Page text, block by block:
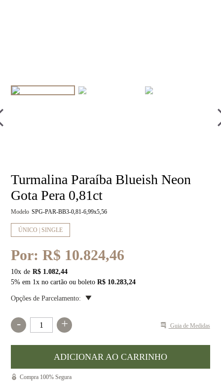
Turmalina Paraíba Blueish Neon
Gota Pera 0,81ct
Modelo SPG-PAR-BB3-0,81-6,99x5,56
ÚNICO | SINGLE
Por:R$ 10.824,46
10x
R$ 1.082,44
5% em 1x no cartão ou boletoR$ 10.283,24
Opções de Parcelamento:
- + Guia de Medidas
Compra 100% Segura